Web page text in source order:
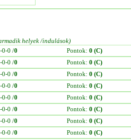
helyek /indulások)
0-0 /0 Pontok: 0 (C)
0-0 /0 Pontok: 0 (C)
0-0 /0 Pontok: 0 (C)
0-0 /0 Pontok: 0 (C)
0-0 /0 Pontok: 0 (C)
0-0 /0 Pontok: 0 (C)
0-0 /0 Pontok: 0 (C)
0-0 /0 Pontok: 0 (C)